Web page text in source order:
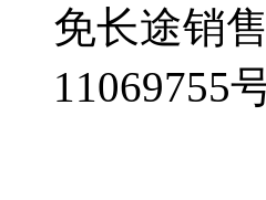
免长途销
11069755